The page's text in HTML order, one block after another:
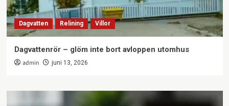
Dagvatten Relining Villor
Dagvattenrör – glöm inte bort avloppen utomhus
admin juni 13, 2026